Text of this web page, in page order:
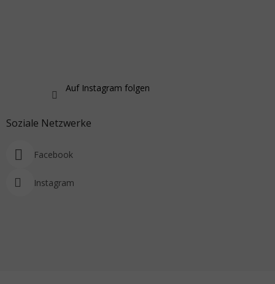
Auf Instagram folgen
Soziale Netzwerke
Facebook
Instagram